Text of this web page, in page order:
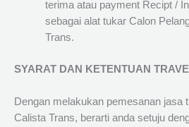
terima atau payment Recipt /
sebagai alat tukar Calon
Trans.
SYARAT DAN KETENTUAN
Dengan melakukan pemesanan jasa
Calista Trans, berarti anda setuju